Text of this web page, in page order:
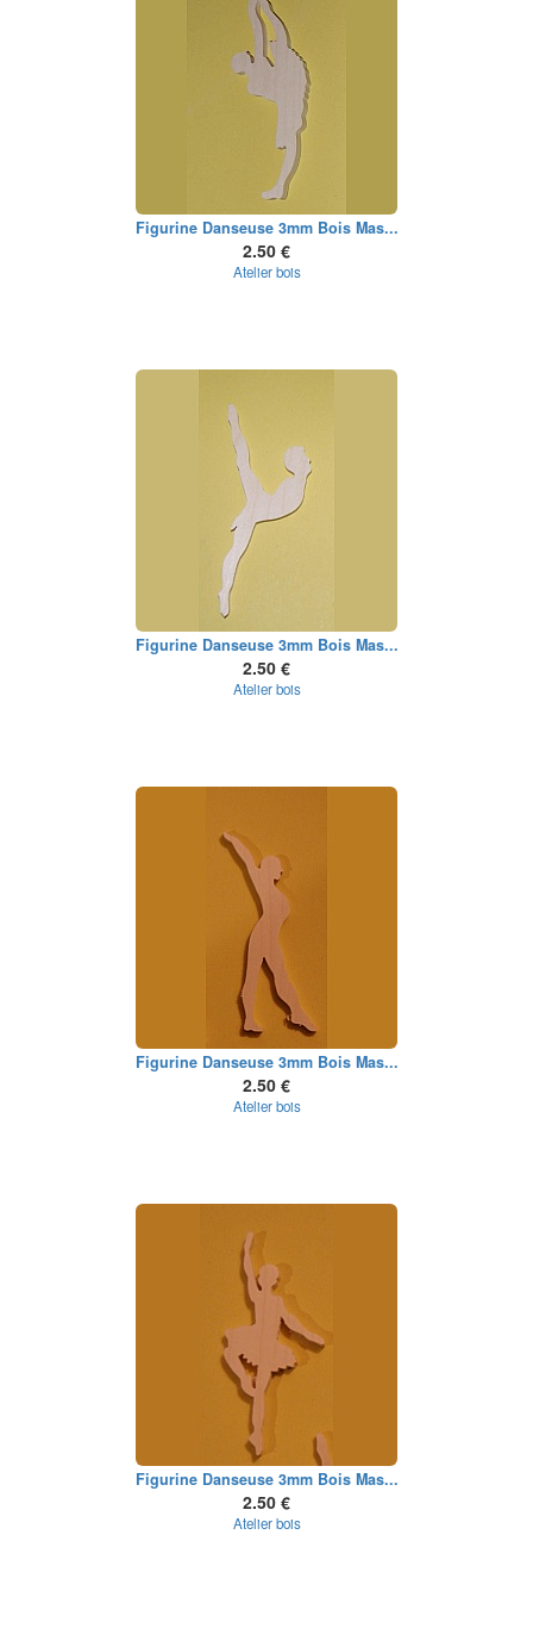
Figurine Danseuse 3mm Bois Mas...
2.50 €
Atelier bois
Figurine Danseuse 3mm Bois Mas...
2.50 €
Atelier bois
Figurine Danseuse 3mm Bois Mas...
2.50 €
Atelier bois
Figurine Danseuse 3mm Bois Mas...
2.50 €
Atelier bois